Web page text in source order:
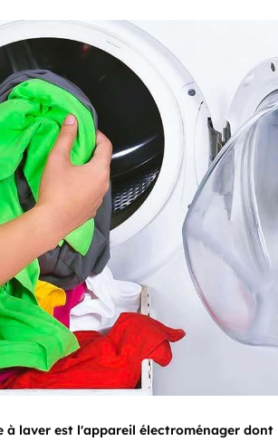
à laver est l'appareil électroménager dont